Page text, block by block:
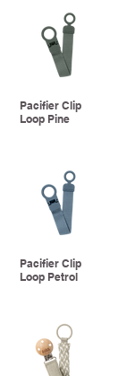
Pacifier Clip
Loop Pine
Pacifier Clip
Loop Petrol